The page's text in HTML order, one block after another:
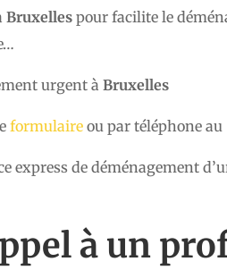
Bruxelles pour facilite le
urgent à Bruxelles
formulaire ou par téléphone au
express de déménagement
à un